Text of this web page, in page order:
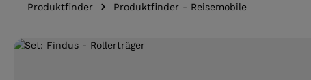
Produktfinder Produktfinder - Reisemobile
Bildergalerie überspringen